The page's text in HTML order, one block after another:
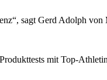
sagt Gerd Adolph von
mit Top-